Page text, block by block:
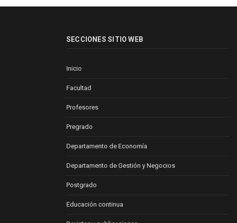
SECCIONES SITIO WEB
Inicio
Facultad
Profesores
Pregrado
Departamento de Economía
Departamento de Gestión y Negocios
Postgrado
Educación continua